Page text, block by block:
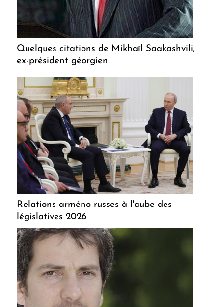
Quelques citations de Mikhaïl Saakashvili,
ex-président géorgien
Relations arméno-russes à l'aube des
législatives 2026